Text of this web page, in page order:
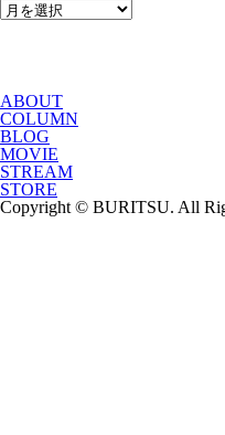
ABOUT
COLUMN
BLOG
MOVIE
STREAM
STORE
Copyright © BURITSU. All